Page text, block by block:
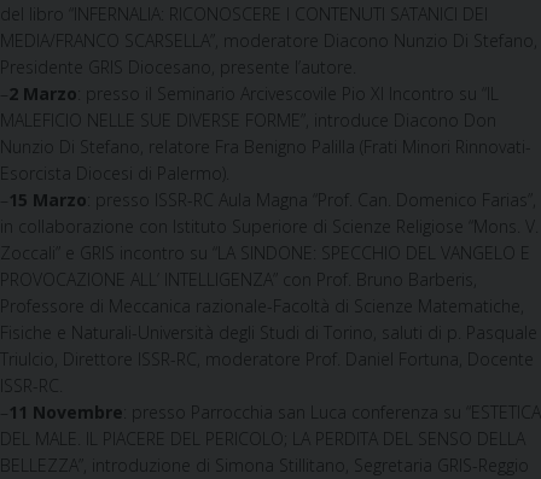
del libro “INFERNALIA: RICONOSCERE I CONTENUTI SATANICI DEI
MEDIA/FRANCO SCARSELLA”, moderatore Diacono Nunzio Di Stefano,
Presidente GRIS Diocesano, presente l’autore.
2 Marzo : presso il Seminario Arcivescovile Pio XI Incontro su “IL
MALEFICIO NELLE SUE DIVERSE FORME”, introduce Diacono Don
Nunzio Di Stefano, relatore Fra Benigno Palilla (Frati Minori Rinnovati-
Esorcista Diocesi di Palermo).
15 Marzo : presso ISSR-RC Aula Magna “Prof. Can. Domenico Farias”,
in collaborazione con Istituto Superiore di Scienze Religiose “Mons. V.
Zoccali” e GRIS incontro su “LA SINDONE: SPECCHIO DEL VANGELO E
PROVOCAZIONE ALL’ INTELLIGENZA” con Prof. Bruno Barberis,
Professore di Meccanica razionale-Facoltà di Scienze Matematiche,
Fisiche e Naturali-Università degli Studi di Torino, saluti di p. Pasquale
Triulcio, Direttore ISSR-RC, moderatore Prof. Daniel Fortuna, Docente
ISSR-RC.
11 Novembre : presso Parrocchia san Luca conferenza su “ESTETICA
DEL MALE. IL PIACERE DEL PERICOLO; LA PERDITA DEL SENSO DELLA
BELLEZZA”, introduzione di Simona Stillitano, Segretaria GRIS-Reggio